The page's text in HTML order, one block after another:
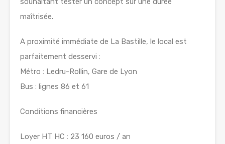
maîtrisée.
A proximité immédiate de La Bastille, le local est
parfaitement desservi :
Métro : Ledru-Rollin, Gare de Lyon
Bus : lignes 86 et 61
Conditions financières
Loyer HT HC : 23 160 euros / an